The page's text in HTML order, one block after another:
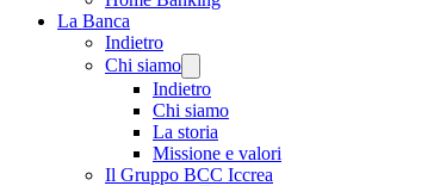
La Banca
Indietro
Chi siamo
Indietro
Chi siamo
La storia
Missione e valori
Il Gruppo BCC Iccrea